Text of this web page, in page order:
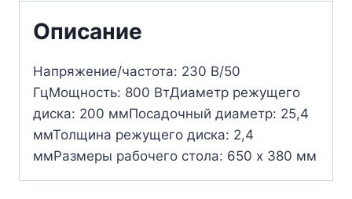
Описание
Напряжение/частота: 230 В/50
ГцМощность: 800 ВтДиаметр режущего
диска: 200 ммПосадочный диаметр: 25,4
ммТолщина режущего диска: 2,4
ммРазмеры рабочего стола: 650 х 380 мм